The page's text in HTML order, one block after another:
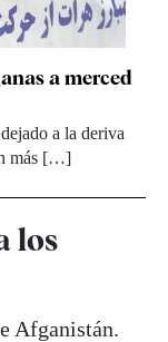
a merced
a la deriva
más […]
los
Afganistán.